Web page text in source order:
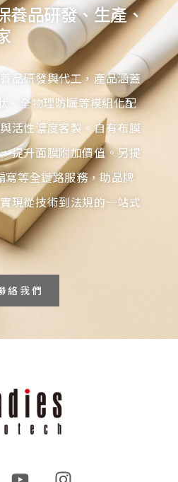
養品研發、生產、
品研發與代工，產品涵蓋
、全物理防曬等模組化配
活性濃度客製。自有布膜
提升面膜附加價值。另提
寫等全鏈路服務，助品牌
現從技術到法規的一站式
絡我們